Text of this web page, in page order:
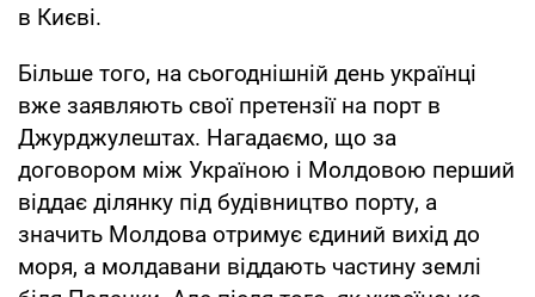
в Києві.
Більше того, на сьогоднішній день українці
вже заявляють свої претензії на порт в
Джурджулештах. Нагадаємо, що за
договором між Україною і Молдовою перший
віддає ділянку під будівництво порту, а
значить Молдова отримує єдиний вихід до
моря, а молдавани віддають частину землі